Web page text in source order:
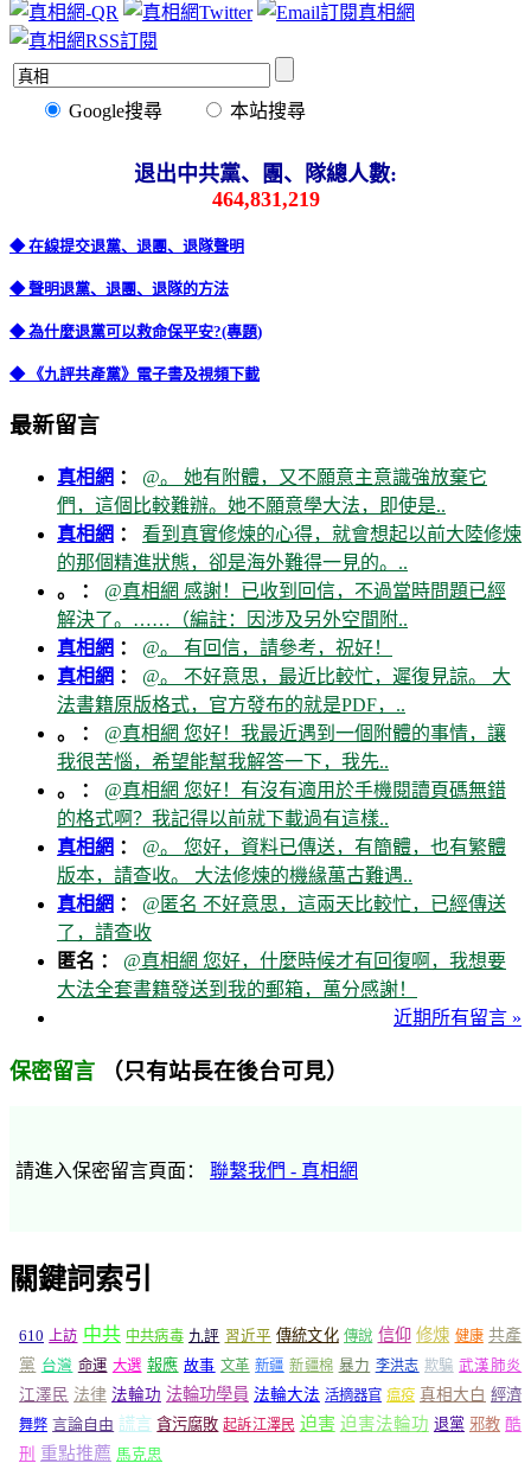
Google搜尋 本站搜尋
退出中共黨、團、隊總人數:
464,831,219
◆ 在線提交退黨、退團、退隊聲明
◆ 聲明退黨、退團、退隊的方法
◆ 為什麼退黨可以救命保平安?(專題)
◆ 《九評共產黨》電子書及視頻下載
最新留言
真相網 ： @。 她有附體，又不願意主意識強放棄它
們，這個比較難辦。她不願意學大法，即使是..
真相網 ： 看到真實修煉的心得，就會想起以前大陸修煉
的那個精進狀態，卻是海外難得一見的。..
。 ： @真相網 感謝！已收到回信，不過當時問題已經
解決了。……（編註：因涉及另外空間附..
真相網 ： @。 有回信，請參考，祝好！
真相網 ： @。 不好意思，最近比較忙，遲復見諒。 大
法書籍原版格式，官方發布的就是PDF，..
。 ： @真相網 您好！我最近遇到一個附體的事情，讓
我很苦惱，希望能幫我解答一下，我先..
。 ： @真相網 您好！有沒有適用於手機閱讀頁碼無錯
的格式啊？我記得以前就下載過有這樣..
真相網 ： @。 您好，資料已傳送，有簡體，也有繁體
版本，請查收。 大法修煉的機緣萬古難遇..
真相網 ： @匿名 不好意思，這兩天比較忙，已經傳送
了，請查收
匿名 ： @真相網 您好，什麼時候才有回復啊，我想要
大法全套書籍發送到我的郵箱，萬分感謝！
近期所有留言 »
保密留言 （只有站長在後台可見）
請進入保密留言頁面： 聯繫我們 - 真相網
關鍵詞索引
610 上訪 中共 中共病毒 九評 習近平 傳統文化 傳說 信仰 修煉 健康 共產
黨 台灣 命運 大選 報應 故事 文革 新疆 新疆棉 暴力 李洪志 欺騙 武漢肺炎
江澤民 法律 法輪功 法輪功學員 法輪大法 活摘器官 瘟疫 真相大白 經濟
舞弊 言論自由 謊言 貪污腐敗 起訴江澤民 迫害 迫害法輪功 退黨 邪教 酷
刑 重點推薦 馬克思